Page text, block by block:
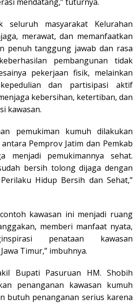
seluruh masyarakat Kelurahan
merawat, dan memanfaatkan
penuh tanggung jawab dan rasa
pembangunan tidak
pekerjaan fisik, melainkan
dan partisipasi aktif
kebersihan, ketertiban, dan
kawasan.
pemukiman kumuh dilakukan
Pemprov Jatim dan Pemkab
menjadi pemukimannya sehat.
bersih tolong dijaga dengan
Hidup Bersih dan Sehat,”
kawasan ini menjadi ruang
memberi manfaat nyata,
penataan kawasan
Timur,” imbuhnya.
Bupati Pasuruan HM. Shobih
penanganan kawasan kumuh
butuh penanganan serius karena